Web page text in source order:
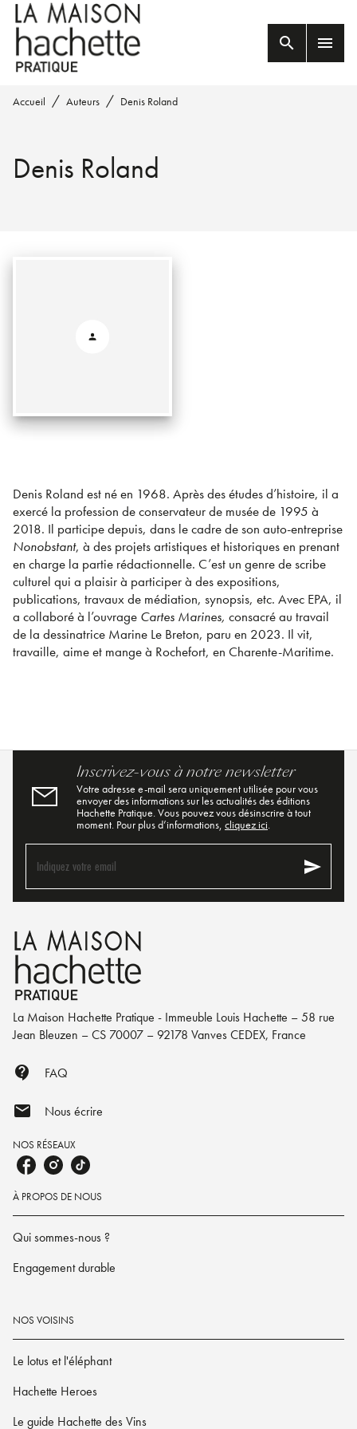
MENU RECHERCHE
PIED DE PAGE
search menu
Accueil / Auteurs / Denis Roland
Denis Roland
Denis Roland est né en 1968. Après des études d’histoire, il a
exercé la profession de conservateur de musée de 1995 à
2018. Il participe depuis, dans le cadre de son auto-entreprise
Nonobstant, à des projets artistiques et historiques en prenant
en charge la partie rédactionnelle. C’est un genre de scribe
culturel qui a plaisir à participer à des expositions,
publications, travaux de médiation, synopsis, etc. Avec EPA, il
a collaboré à l’ouvrage Cartes Marines, consacré au travail
de la dessinatrice Marine Le Breton, paru en 2023. Il vit,
travaille, aime et mange à Rochefort, en Charente-Maritime.
Inscrivez-vous à notre newsletter
Votre adresse e-mail sera uniquement utilisée pour vous
envoyer des informations sur les actualités des éditions
Hachette Pratique. Vous pouvez vous désinscrire à tout
moment. Pour plus d’informations, cliquez ici.
Indiquez votre email send
La Maison Hachette Pratique - Immeuble Louis Hachette – 58 rue
Jean Bleuzen – CS 70007 – 92178 Vanves CEDEX, France
contact_support FAQ
mail Nous écrire
NOS RÉSEAUX
À PROPOS DE NOUS
Qui sommes-nous ?
Engagement durable
NOS VOISINS
Le lotus et l'éléphant
Hachette Heroes
Le guide Hachette des Vins